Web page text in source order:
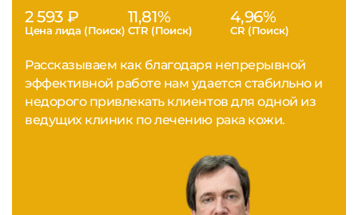
2 593 ₽
Цена лида (Поиск)
11,81%
CTR (Поиск)
4,96%
CR (Поиск)
Рассказываем как благодаря непрерывной
эффективной работе нам удается стабильно и
недорого привлекать клиентов для одной из
ведущих клиник по лечению рака кожи.